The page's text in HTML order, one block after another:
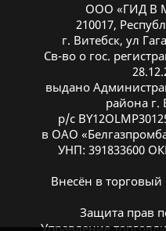
ООО «ГИД В
210017,
г. Витебск, ул
Св-во о гос.
выдано
района г.
р/с
в ОАО
УНП: 391833600
Внесён в торговый
Защита прав
Управление